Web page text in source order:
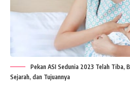
Pekan ASI Sedunia 2023 Telah Tiba,
Sejarah, dan Tujuannya